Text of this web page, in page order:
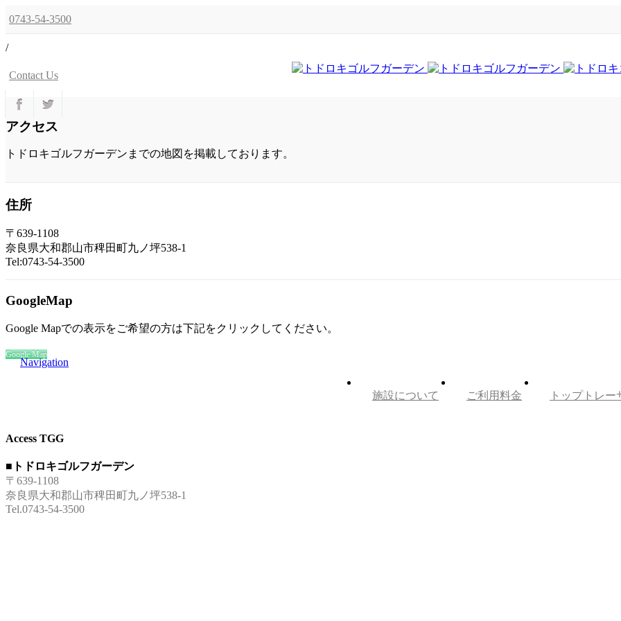
0743-54-3500
/
Contact Us
Navigation
施設について ご利用料金 トップトレ
アクセス
トドロキゴルフガーデンまでの地図を掲載しております。
住所
〒639-1108
奈良県大和郡山市稗田町九ノ坪538-1
Tel:0743-54-3500
GoogleMap
Google Mapでの表示をご希望の方は下記をクリックしてください。
Google Map
Access TGG
■トドロキゴルフガーデン
〒639-1108
奈良県大和郡山市稗田町九ノ坪538-1
Tel.0743-54-3500